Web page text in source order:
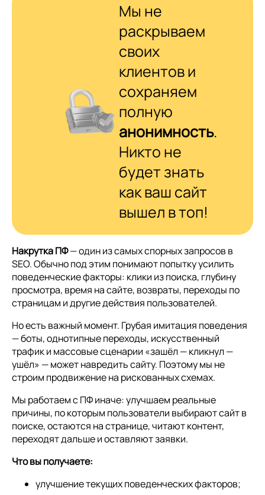
Мы не
раскрываем
своих
клиентов и
сохраняем
полную
анонимность.
Никто не
будет знать
как ваш сайт
вышел в топ!
Накрутка ПФ— один из самых спорных запросов в
SEO. Обычно под этим понимают попытку усилить
поведенческие факторы: клики из поиска, глубину
просмотра, время на сайте, возвраты, переходы по
страницам и другие действия пользователей.
Но есть важный момент. Грубая имитация поведения
— боты, однотипные переходы, искусственный
трафик и массовые сценарии «зашёл — кликнул —
ушёл» — может навредить сайту. Поэтому мы не
строим продвижение на рискованных схемах.
Мы работаем с ПФ иначе: улучшаем реальные
причины, по которым пользователи выбирают сайт в
поиске, остаются на странице, читают контент,
переходят дальше и оставляют заявки.
Что вы получаете:
улучшение текущих поведенческих факторов;